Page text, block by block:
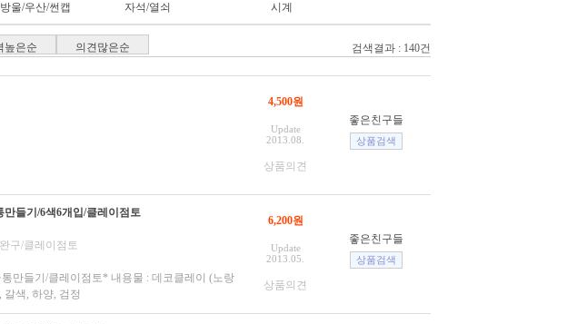
울/우산/썬캡 자석/열쇠 시계
높은순 의견많은순 검색결과 : 140건
4,500원
Update
2013.08.
상품의견
좋은친구들
만들기/6색6개입/클레이점토
구/클레이점토
만들기/클레이점토* 내용물 : 데코클레이 (노랑
갈색, 하양, 검정
6,200원
Update
2013.05.
상품의견
좋은친구들